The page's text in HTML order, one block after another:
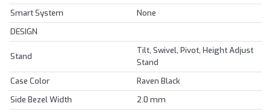
Smart System
None
DESIGN
Stand
Tilt, Swivel, Pivot, Height Adjust
Stand
Case Color
Raven Black
Side Bezel Width
2.0 mm